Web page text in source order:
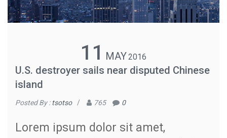
11 MAY2016
U.S. destroyer sails near disputed Chinese
island
Posted By :tsotso / 765 0
Lorem ipsum dolor sit amet,